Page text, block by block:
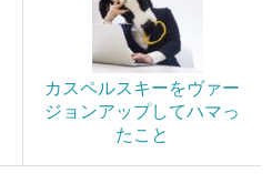
カスペルスキーをヴァー
ジョンアップしてハマっ
たこと